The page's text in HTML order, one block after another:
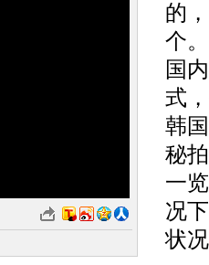
的
个
国
式
韩
秘
一
况
状